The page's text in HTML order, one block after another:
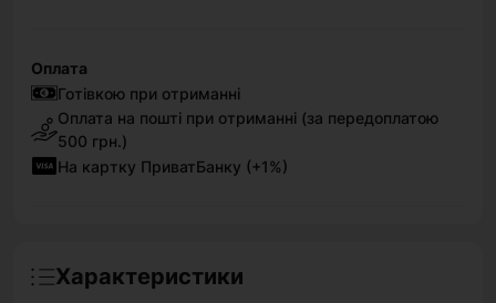
Оплата
Готівкою при отриманні
Оплата на пошті при отриманні (за передоплатою
500 грн.)
На картку ПриватБанку (+1%)
Характеристики